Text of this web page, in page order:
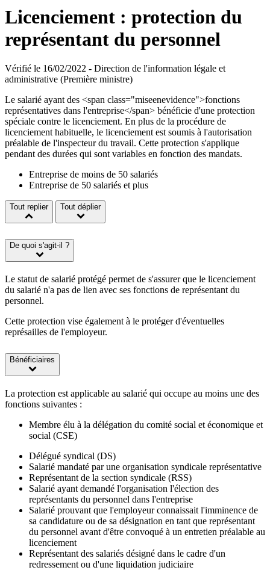
Licenciement : protection du
représentant du personnel
Vérifié le 16/02/2022 - Direction de l'information légale et
administrative (Première ministre)
Le salarié ayant des <span class="miseenevidence">fonctions
représentatives dans l'entreprise</span> bénéficie d'une protection
spéciale contre le licenciement. En plus de la procédure de
licenciement habituelle, le licenciement est soumis à l'autorisation
préalable de l'inspecteur du travail. Cette protection s'applique
pendant des durées qui sont variables en fonction des mandats.
Entreprise de moins de 50 salariés
Entreprise de 50 salariés et plus
Tout replier Tout déplier
De quoi s'agit-il ?
Le statut de salarié protégé permet de s'assurer que le licenciement
du salarié n'a pas de lien avec ses fonctions de représentant du
personnel.
Cette protection vise également à le protéger d'éventuelles
représailles de l'employeur.
Bénéficiaires
La protection est applicable au salarié qui occupe au moins une des
fonctions suivantes :
Membre élu à la délégation du comité social et économique et
social (CSE)
Délégué syndical (DS)
Salarié mandaté par une organisation syndicale représentative
Représentant de la section syndicale (RSS)
Salarié ayant demandé l'organisation l'élection des
représentants du personnel dans l'entreprise
Salarié prouvant que l'employeur connaissait l'imminence de
sa candidature ou de sa désignation en tant que représentant
du personnel avant d'être convoqué à un entretien préalable au
licenciement
Représentant des salariés désigné dans le cadre d'un
redressement ou d'une liquidation judiciaire